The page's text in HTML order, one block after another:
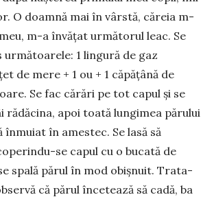
O doamnă mai în vârstă, căreia m-
m-a în­vățat următorul leac. Se
1 lingură de gaz
de mere + 1 ou + 1 căpățână de
Se fac cărări pe tot capul și se
rădăcina, apoi toată lun­gimea părului
în amestec. Se lasă să
se capul cu o bucată de
spală părul în mod obișnuit. Trata­
că părul în­cetează să ca­dă, ba